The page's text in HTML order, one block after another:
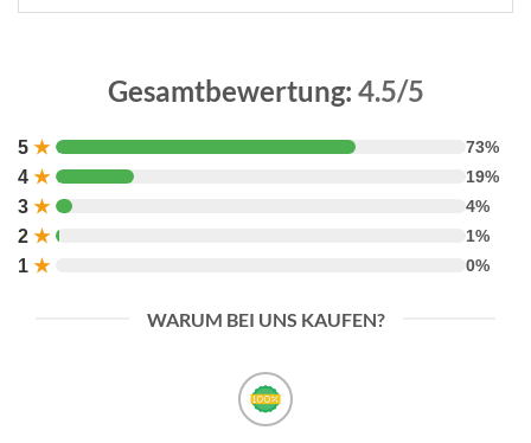
Gesamtbewertung: 4.5/5
5 ★ 73%
4 ★ 19%
3 ★ 4%
2 ★ 1%
1 ★ 0%
WARUM BEI UNS KAUFEN?